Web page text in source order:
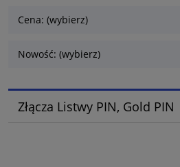
Cena: (wybierz)
Nowość: (wybierz)
Złącza Listwy PIN, Gold PIN